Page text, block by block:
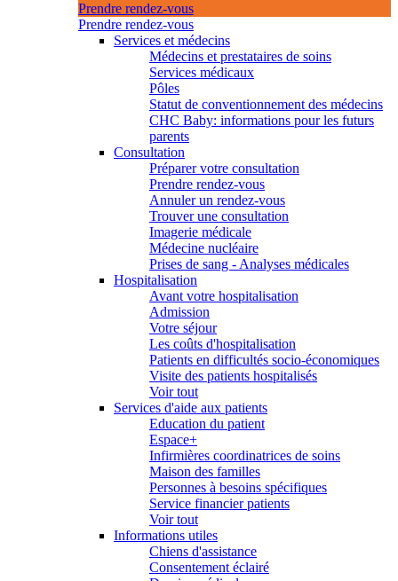
Prendre rendez-vous
Prendre rendez-vous
Services et médecins
Médecins et prestataires de soins
Services médicaux
Pôles
Statut de conventionnement des médecins
CHC Baby: informations pour les futurs
parents
Consultation
Préparer votre consultation
Prendre rendez-vous
Annuler un rendez-vous
Trouver une consultation
Imagerie médicale
Médecine nucléaire
Prises de sang - Analyses médicales
Hospitalisation
Avant votre hospitalisation
Admission
Votre séjour
Les coûts d'hospitalisation
Patients en difficultés socio-économiques
Visite des patients hospitalisés
Voir tout
Services d'aide aux patients
Education du patient
Espace+
Infirmières coordinatrices de soins
Maison des familles
Personnes à besoins spécifiques
Service financier patients
Voir tout
Informations utiles
Chiens d'assistance
Consentement éclairé